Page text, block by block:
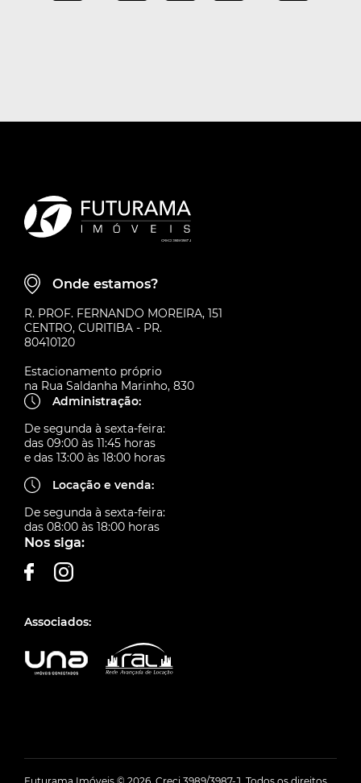
Onde estamos?
R. PROF. FERNANDO MOREIRA, 151
CENTRO, CURITIBA - PR.
80410120
Estacionamento próprio
na Rua Saldanha Marinho, 830
Administração:
De segunda à sexta-feira:
das 09:00 às 11:45 horas
e das 13:00 às 18:00 horas
Locação e venda:
De segunda à sexta-feira:
das 08:00 às 18:00 horas
Nos siga:
Associados: